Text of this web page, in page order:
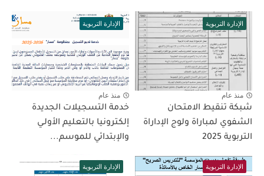
الإدارة التربوية
منذ عام
شبكة تنقيط الامتحان
الشفوي لمباراة ولوج الإداراة
التربوية 2025
الإدارة التربوية
منذ عام
خدمة التسجيلات الجديدة
إلكترونيا بالتعليم الأولـي
والإبتدائي للموسم...
الإدارة التربوية الإدارة التربوية